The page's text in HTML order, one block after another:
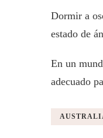
Dormir a
estado de
En un
adecuado